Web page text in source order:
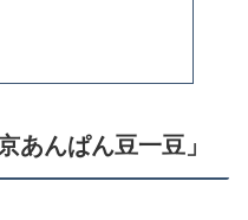
あんぱん豆一豆」